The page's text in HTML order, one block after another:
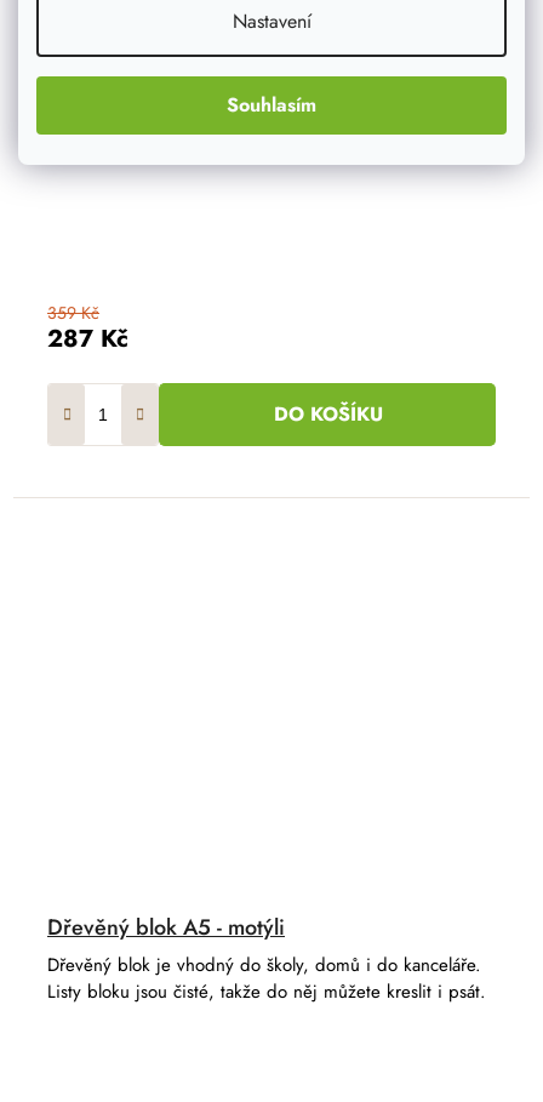
Nastavení
Souhlasím
287 Kč
359 Kč
DO KOŠÍKU
Dřevěný blok A5 - motýli
Dřevěný blok je vhodný do školy, domů i do kanceláře.
Listy bloku jsou čisté, takže do něj můžete kreslit i psát.